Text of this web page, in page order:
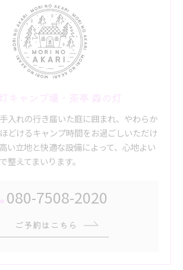
入れの行き届いた庭に囲まれ、やわらか
どけるキャンプ時間をお過ごしいただけ
い立地と快適な設備によって、心地よい
整えてまいります。
080-7508-2020
ご予約はこちら